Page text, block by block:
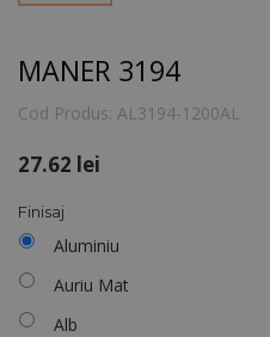
MANER 3194
Cod Produs: AL3194-1200AL
27.62 lei
Finisaj
Aluminiu
Auriu Mat
Alb